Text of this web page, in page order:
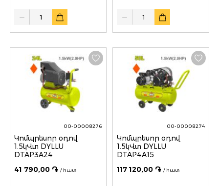
Quantity Quantity
00-00008276
Կոմպրեսոր օդով
1.5կՎտ DYLLU
DTAP3A24
41 790,00 ֏ / հատ
00-00008274
Կոմպրեսոր օդով
1.5կՎտ DYLLU
DTAP4A15
117 120,00 ֏ / հատ